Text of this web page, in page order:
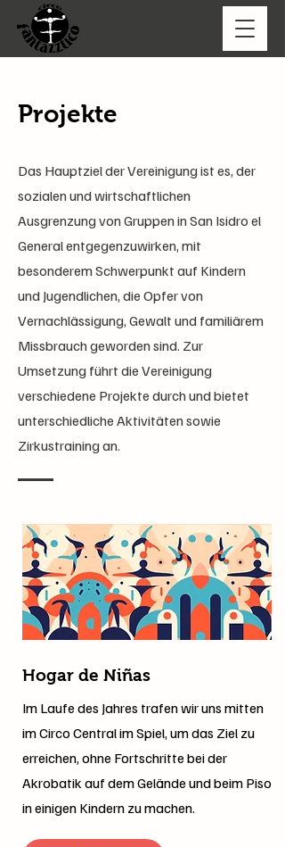
Projekte
Das Hauptziel der Vereinigung ist es, der
sozialen und wirtschaftlichen
Ausgrenzung von Gruppen in San Isidro el
General entgegenzuwirken, mit
besonderem Schwerpunkt auf Kindern
und Jugendlichen, die Opfer von
Vernachlässigung, Gewalt und familiärem
Missbrauch geworden sind. Zur
Umsetzung führt die Vereinigung
verschiedene Projekte durch und bietet
unterschiedliche Aktivitäten sowie
Zirkustraining an.
Hogar de Niñas
Im Laufe des Jahres trafen wir uns mitten
im Circo Central im Spiel, um das Ziel zu
erreichen, ohne Fortschritte bei der
Akrobatik auf dem Gelände und beim Piso
in einigen Kindern zu machen.